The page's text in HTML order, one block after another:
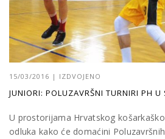
15/03/2016 | IZDVOJENO
JUNIORI: POLUZAVRŠNI TURNIRI PH U
U prostorijama Hrvatskog
odluka kako će domaćini